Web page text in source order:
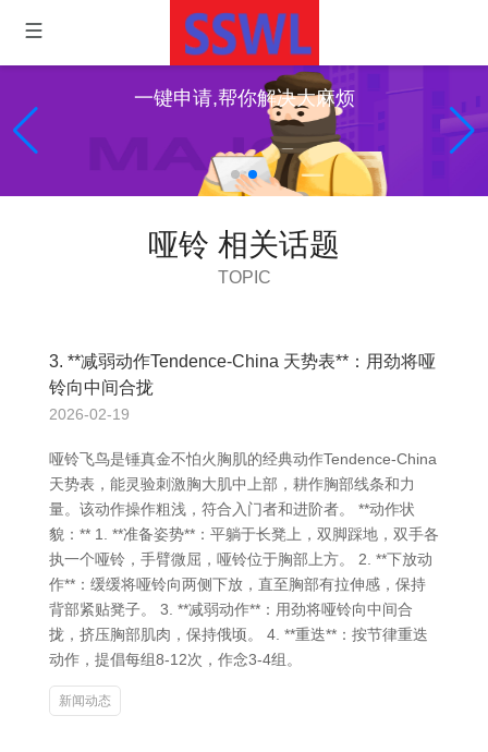
一键申请,帮你解决大麻烦
哑铃 相关话题
TOPIC
3. **减弱动作Tendence-China 天势表**：用劲将哑
铃向中间合拢
2026-02-19
哑铃飞鸟是锤真金不怕火胸肌的经典动作Tendence-China
天势表，能灵验刺激胸大肌中上部，耕作胸部线条和力
量。该动作操作粗浅，符合入门者和进阶者。 **动作状
貌：** 1. **准备姿势**：平躺于长凳上，双脚踩地，双手各
执一个哑铃，手臂微屈，哑铃位于胸部上方。 2. **下放动
作**：缓缓将哑铃向两侧下放，直至胸部有拉伸感，保持
背部紧贴凳子。 3. **减弱动作**：用劲将哑铃向中间合
拢，挤压胸部肌肉，保持俄顷。 4. **重迭**：按节律重迭
动作，提倡每组8-12次，作念3-4组。
新闻动态